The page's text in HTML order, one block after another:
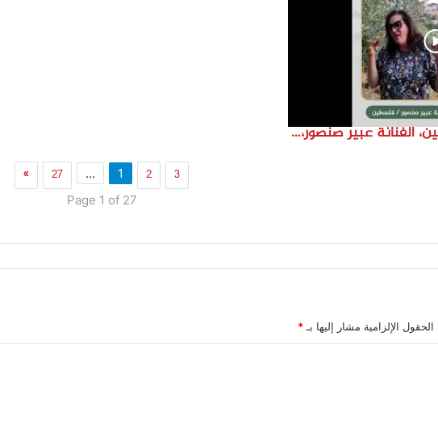
انتماء: موال لعيون فلسطين، الفنانة عبير صنصور، فلسطين
1 2 3
…
27
»
Page 1 of 27
الحقول الإلزامية مشار إليها بـ *